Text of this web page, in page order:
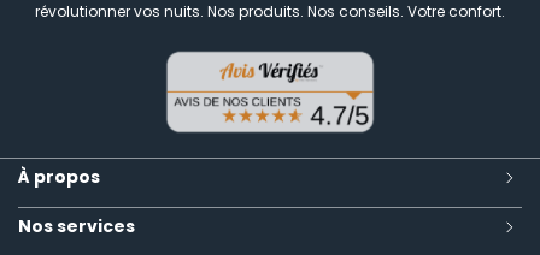
révolutionner vos nuits. Nos produits. Nos conseils. Votre confort.
À propos
Nos services